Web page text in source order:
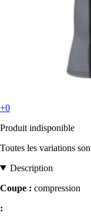
+0
Produit indisponible
Toutes les variations
Description
Coupe : compression
: